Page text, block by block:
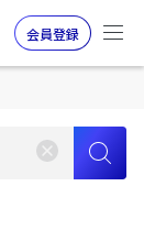
会員登録